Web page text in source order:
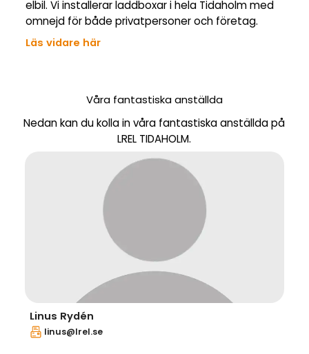
elbil. Vi installerar laddboxar i hela Tidaholm med
omnejd för både privatpersoner och företag.
Läs vidare här
Våra fantastiska anställda
Nedan kan du kolla in våra fantastiska anställda på
LREL TIDAHOLM.
Linus Rydén
linus@lrel.se